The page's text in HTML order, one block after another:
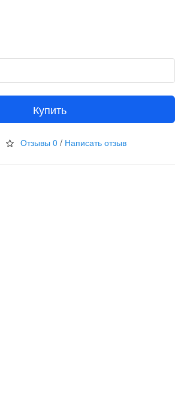
Купить
Отзывы 0 / Написать отзыв